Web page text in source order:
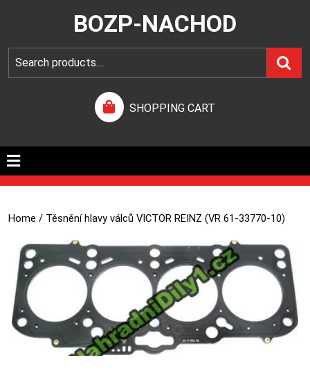
BOZP-NACHOD
SHOPPING CART
Home / Těsnění hlavy válců VICTOR REINZ (VR 61-33770-10)